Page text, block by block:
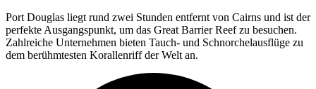
Port Douglas liegt rund zwei Stunden entfernt von Cairns und ist der
perfekte Ausgangspunkt, um das Great Barrier Reef zu besuchen.
Zahlreiche Unternehmen bieten Tauch- und Schnorchelausflüge zu
dem berühmtesten Korallenriff der Welt an.